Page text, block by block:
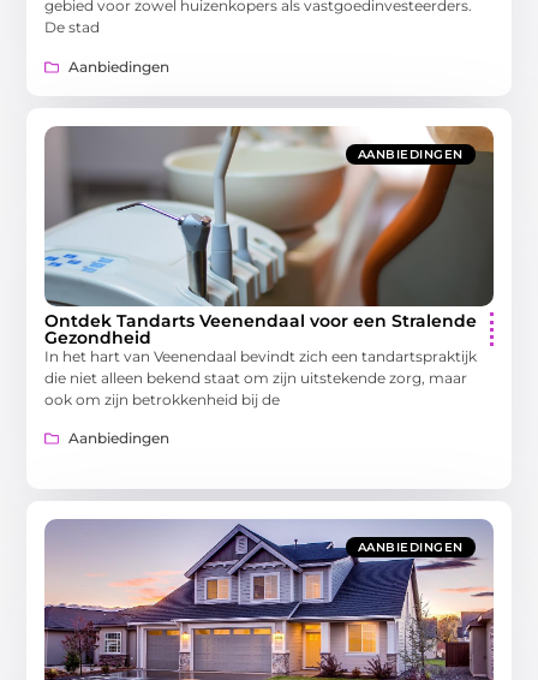
gebied voor zowel huizenkopers als vastgoedinvesteerders.
De stad
Aanbiedingen
AANBIEDINGEN
Ontdek Tandarts Veenendaal voor een Stralende
Gezondheid
In het hart van Veenendaal bevindt zich een tandartspraktijk
die niet alleen bekend staat om zijn uitstekende zorg, maar
ook om zijn betrokkenheid bij de
Aanbiedingen
AANBIEDINGEN